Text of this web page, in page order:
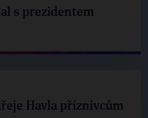
s prezidentem
Havla příznivcům